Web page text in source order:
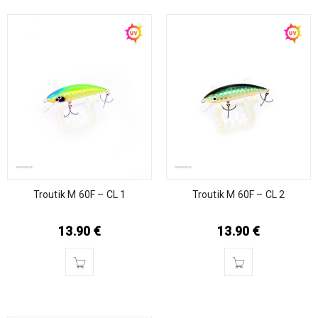
Troutik M 60F – CL 1
13.90 €
Troutik M 60F – CL 2
13.90 €